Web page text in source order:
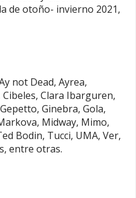
de otoño- invierno 2021,
not Dead, Ayrea,
Clara Ibarguren,
Ginebra, Gola,
Midway, Mimo,
Bodin, Tucci, UMA, Ver,
entre otras.